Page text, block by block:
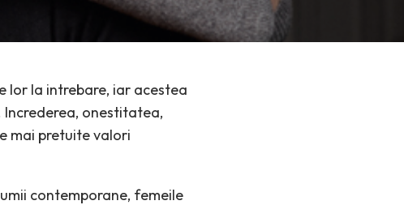
lor la intrebare, iar acestea
Increderea, onestitatea,
mai pretuite valori
contemporane, femeile